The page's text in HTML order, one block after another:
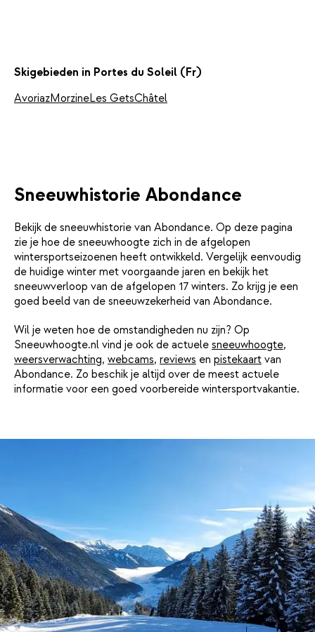
Skigebieden in Portes du Soleil (Fr)
AvoriazMorzineLes GetsChâtel
Sneeuwhistorie Abondance
Bekijk de sneeuwhistorie van Abondance. Op deze pagina
zie je hoe de sneeuwhoogte zich in de afgelopen
wintersportseizoenen heeft ontwikkeld. Vergelijk eenvoudig
de huidige winter met voorgaande jaren en bekijk het
sneeuwverloop van de afgelopen 17 winters. Zo krijg je een
goed beeld van de sneeuwzekerheid van Abondance.
Wil je weten hoe de omstandigheden nu zijn? Op
Sneeuwhoogte.nl vind je ook de actuele sneeuwhoogte,
weersverwachting, webcams, reviews en pistekaart van
Abondance. Zo beschik je altijd over de meest actuele
informatie voor een goed voorbereide wintersportvakantie.